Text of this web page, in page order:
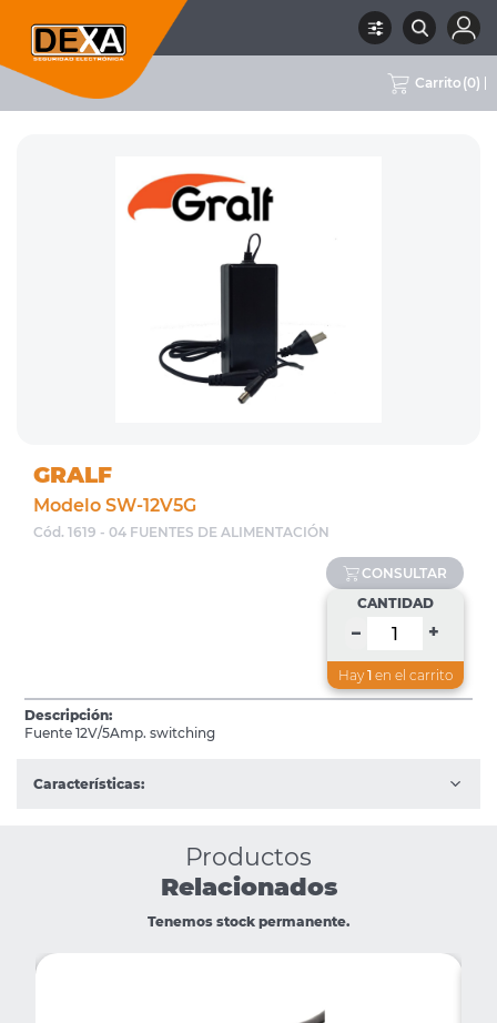
Carrito (0)
04 FUENTES DE
MARCA
GRALF
Modelo SW-12V5G
Cód. 1619 - 04 FUENTES DE ALIMENTACIÓN
CONSULTAR
CANTIDAD
– +
Hay 1en el carrito
Descripción:
Fuente 12V/5Amp. switching
Características:
Productos
Relacionados
Tenemos stock permanente.